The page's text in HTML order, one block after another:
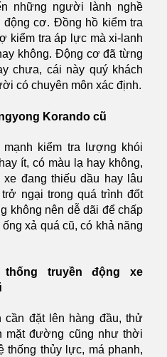
những người lành nghề
cơ. Đồng hồ kiểm tra
kiểm tra áp lực mà xi-lanh
không. Động cơ đã từng
chưa, cái này quý khách
có chuyên môn xác định.
Korando cũ
kiểm tra lượng khói
ít, có màu lạ hay không,
đang thiếu dầu hay lâu
ngại trong quá trình đốt
không nên dễ dãi để chấp
xả quá cũ, có khả năng
truyền động xe
cần đặt lên hàng đầu, thử
mặt đường cũng như thời
thống thủy lực, má phanh,